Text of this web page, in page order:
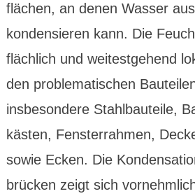
flächen, an denen Wasser
konden­sieren kann. Die
fläch­lich und weitest­gehend
den problema­tischen
insbe­sondere Stahl­bau­teile,
kästen, Fenster­rahmen,
sowie Ecken. Die
brücken zeigt sich